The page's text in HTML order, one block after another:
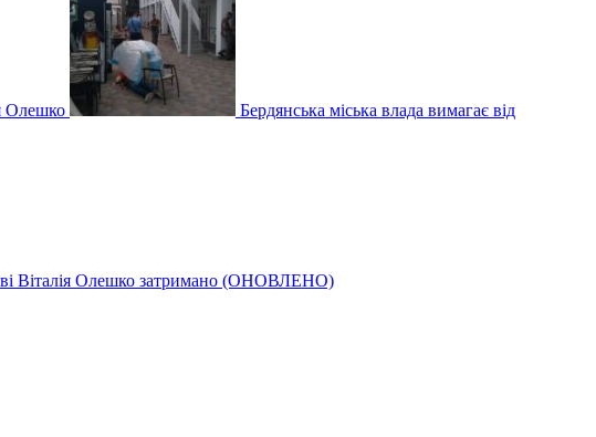
Олешко Бердянська міська влада вимагає від
Віталія Олешко затримано (ОНОВЛЕНО)